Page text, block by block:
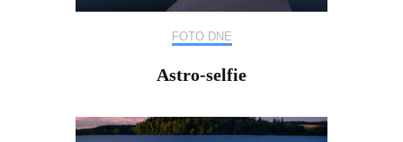
FOTO DNE
Astro-selfie